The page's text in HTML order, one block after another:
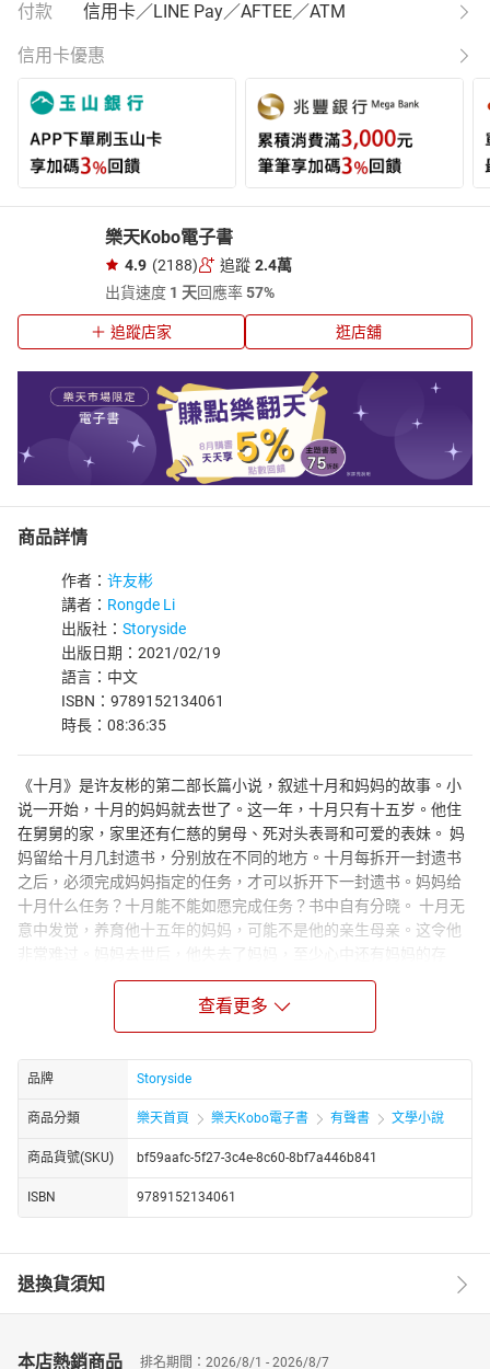
付款 信用卡／LINE Pay／AFTEE／ATM
信用卡優惠
樂天Kobo電子書
4.9 (2188) 追蹤 2.4萬
出貨速度 1 天回應率57%
追蹤店家 逛店舖
商品詳情
作者： 许友彬
講者： Rongde Li
出版社： Storyside
出版日期：2021/02/19
語言：中文
ISBN：9789152134061
時長：08:36:35
《十月》是许友彬的第二部长篇小说，叙述十月和妈妈的故事。小
说一开始，十月的妈妈就去世了。这一年，十月只有十五岁。他住
在舅舅的家，家里还有仁慈的舅母、死对头表哥和可爱的表妹。 妈
妈留给十月几封遗书，分别放在不同的地方。十月每拆开一封遗书
之后，必须完成妈妈指定的任务，才可以拆开下一封遗书。妈妈给
十月什么任务？十月能不能如愿完成任务？书中自有分晓。 十月无
意中发觉，养育他十五年的妈妈，可能不是他的亲生母亲。这令他
非常难过。妈妈去世后，他失去了妈妈，至少心中还有妈妈的存
在。如果心中的妈妈也不是他的妈妈，他连心中的妈妈也失去了，
他会更加伤心难受。到底心中的妈妈是不是亲妈妈？到底有没有另
一个亲妈妈？答案就在书中。 在《十月》这部小说里，十月的妈妈
引导读者去发掘母爱的真相。母爱不是三言两语能说得清楚的，却
可以通过一个故事反映出来。母亲不是圣人，也会犯下错误，但母
爱却是神圣的。十万言的小说，让人体会妈妈用心良苦。不管妈妈
背后有多少秘密，不管妈妈做过什么错事，妈妈永远是妈妈。小说
会有结局，妈妈会终老，妈妈的爱永远不会结束。 © 2008 by Khor
Ewe Pin. Published in paper format in Malaysia by Odonata
Publishing, recorded by Storyside 2021.
查看更多
品牌 Storyside
商品分類 樂天首頁 樂天Kobo電子書 有聲書 文學小說
商品貨號(SKU) bf59aafc-5f27-3c4e-8c60-8bf7a446b841
ISBN 9789152134061
退換貨須知
本店熱銷商品 排名期間：2026/8/1 - 2026/8/7